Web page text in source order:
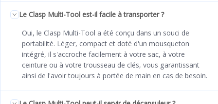
Le Clasp Multi-Tool est-il facile à transporter ?
Oui, le Clasp Multi-Tool a été conçu dans un souci de
portabilité. Léger, compact et doté d'un mousqueton
intégré, il s'accroche facilement à votre sac, à votre
ceinture ou à votre trousseau de clés, vous garantissant
ainsi de l'avoir toujours à portée de main en cas de besoin.